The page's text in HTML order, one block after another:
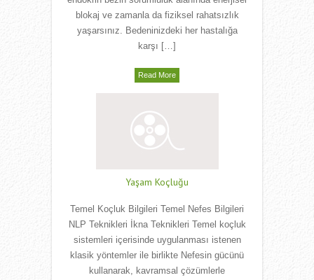
blokaj ve zamanla da fiziksel rahatsızlık
yaşarsınız. Bedeninizdeki her hastalığa
karşı […]
Read More
Yaşam Koçluğu
Temel Koçluk Bilgileri Temel Nefes Bilgileri
NLP Teknikleri İkna Teknikleri Temel koçluk
sistemleri içerisinde uygulanması istenen
klasik yöntemler ile birlikte Nefesin gücünü
kullanarak, kavramsal çözümlerle